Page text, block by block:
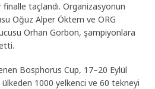
finalle taçlandı. Organizasyonun
Oğuz Alper Öktem ve ORG
Orhan Gorbon, şampiyonlara
Bosphorus Cup, 17–20 Eylül
ülkeden 1000 yelkenci ve 60 tekneyi